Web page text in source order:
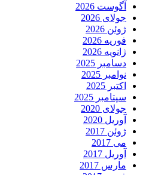
آگوست 2026
جولای 2026
ژوئن 2026
فوریه 2026
ژانویه 2026
دسامبر 2025
نوامبر 2025
اکتبر 2025
سپتامبر 2025
جولای 2020
آوریل 2020
ژوئن 2017
می 2017
آوریل 2017
مارس 2017